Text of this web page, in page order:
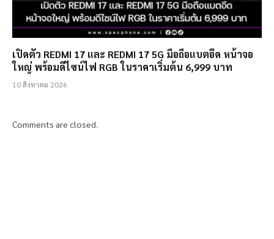
เปิดตัว REDMI 17 และ REDMI 17 5G มือถือแบตอึด หน้าจอ
ใหญ่ พร้อมดีไซน์ไฟ RGB ในราคาเริ่มต้น 6,999 บาท
10 สิงหาคม 2026
Comments are closed.